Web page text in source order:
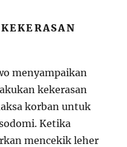
menyampaikan
kekerasan
korban untuk
Ketika
mencekik leher